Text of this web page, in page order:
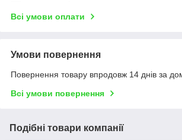
Всі умови оплати
Умови повернення
Повернення товару впродовж 14 днів за
Всі умови повернення
Подібні товари компанії